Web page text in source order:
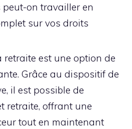
peut-on travailler en
sur vos droits
est une option de
Grâce au dispositif de
il est possible de
retraite, offrant une
tout en maintenant